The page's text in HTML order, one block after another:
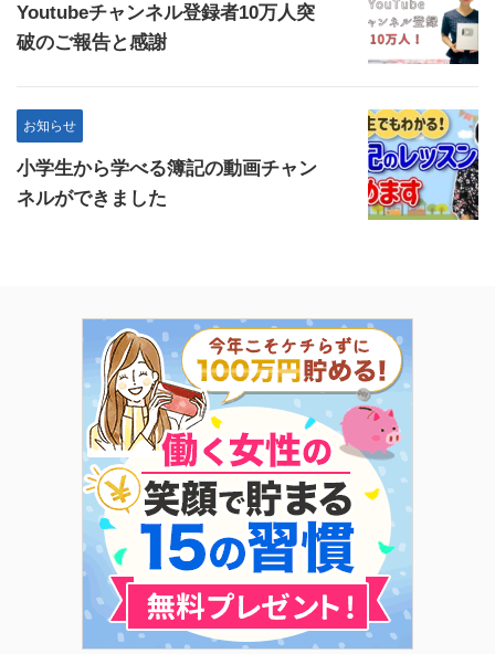
Youtubeチャンネル登録者10万人突
破のご報告と感謝
お知らせ
小学生から学べる簿記の動画チャン
ネルができました